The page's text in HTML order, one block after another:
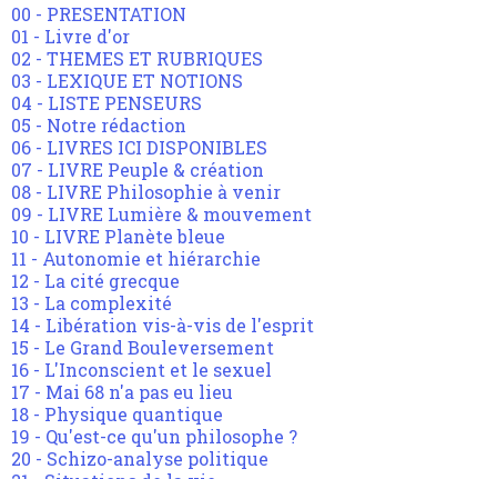
00 - PRESENTATION
01 - Livre d'or
02 - THEMES ET RUBRIQUES
03 - LEXIQUE ET NOTIONS
04 - LISTE PENSEURS
05 - Notre rédaction
06 - LIVRES ICI DISPONIBLES
07 - LIVRE Peuple & création
08 - LIVRE Philosophie à venir
09 - LIVRE Lumière & mouvement
10 - LIVRE Planète bleue
11 - Autonomie et hiérarchie
12 - La cité grecque
13 - La complexité
14 - Libération vis-à-vis de l'esprit
15 - Le Grand Bouleversement
16 - L'Inconscient et le sexuel
17 - Mai 68 n'a pas eu lieu
18 - Physique quantique
19 - Qu'est-ce qu'un philosophe ?
20 - Schizo-analyse politique